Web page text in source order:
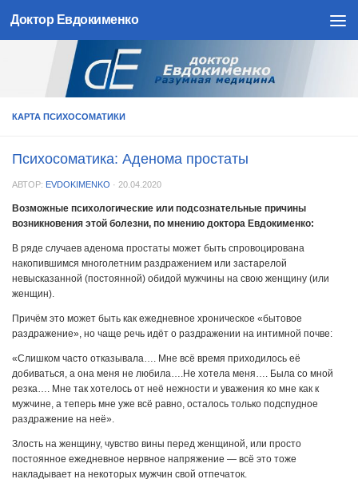
Skip to content
Доктор Евдокименко
КАРТА ПСИХОСОМАТИКИ
Психосоматика: Аденома простаты
АВТОР: EVDOKIMENKO · 20.04.2020
Возможные психологические или подсознательные причины
возникновения этой болезни, по мнению доктора Евдокименко:
В ряде случаев аденома простаты может быть спровоцирована
накопившимся многолетним раздражением или застарелой
невысказанной (постоянной) обидой мужчины на свою женщину (или
женщин).
Причём это может быть как ежедневное хроническое «бытовое
раздражение», но чаще речь идёт о раздражении на интимной почве:
«Слишком часто отказывала…. Мне всё время приходилось её
добиваться, а она меня не любила….Не хотела меня…. Была со мной
резка…. Мне так хотелось от неё нежности и уважения ко мне как к
мужчине, а теперь мне уже всё равно, осталось только подспудное
раздражение на неё».
Злость на женщину, чувство вины перед женщиной, или просто
постоянное ежедневное нервное напряжение — всё это тоже
накладывает на некоторых мужчин свой отпечаток.